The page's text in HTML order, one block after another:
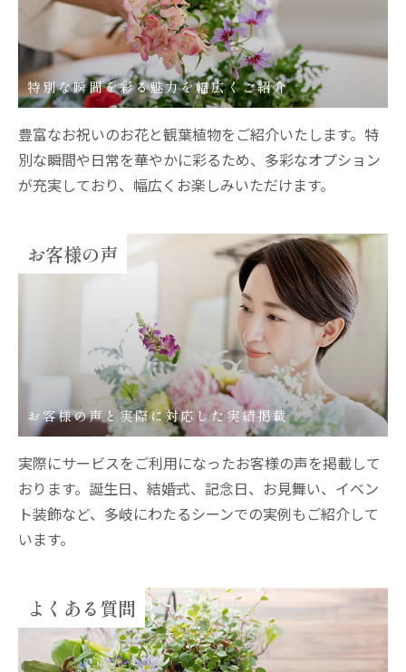
特別な瞬間を彩る魅力を幅広くご紹介
豊富なお祝いのお花と観葉植物をご紹介いたします。特
別な瞬間や日常を華やかに彩るため、多彩なオプション
が充実しており、幅広くお楽しみいただけます。
お客様の声
お客様の声と実際に対応した実績掲載
実際にサービスをご利用になったお客様の声を掲載して
おります。誕生日、結婚式、記念日、お見舞い、イベン
ト装飾など、多岐にわたるシーンでの実例もご紹介して
います。
よくある質問